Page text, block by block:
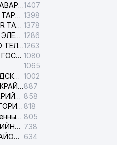
ШАЙХАНТАХУРСКАЯ АВАРИЙНАЯ СЛУЖБА ЭЛЕКТРОСЕТИ1407
САМАРКАНД ЭЛЕКТР ТАРМОКЛАРИ АО 1398
SURHONDARYO ELEKTR TARMOKLARI АО 1378
АВАРИЙНАЯ СЛУЖБА ЭЛЕКТРОСЕТИ ТАШКЕНТСКОГО РАЙОНА 1286
СПРАВОЧНОЕ БЮРО О ТЕЛЕФОНАХ ОРГАНИЗАЦИЙ г. ТАШКЕНТА1263
ТЕЛЕФОНЫ ДОВЕРИЯ ГОСУДАРСТВЕННОГО ЦЕНТРА ТЕСТИРОВАНИЯ 1080
1065
ТАШКЕНТСКИЙ ГОРОДСКОЙ СУД ПО ГРАЖДАНСКИМ ДЕЛАМ 1002
ЯККАСАРАЙСКИЙ МЕЖРАЙОННЫЙ СУД ПО ГРАЖДАНСКИМ ДЕЛАМ887
ЮНУСАБАДСКАЯ АВАРИЙНАЯ СЛУЖБА ЭЛЕКТРОСЕТИ 858
НАВОИЙСКОЕ ТЕРРИТОРИАЛЬНОЕ ПРЕДПРИЯТИЕ ЭЛЕКТРОСЕТИ АО 818
Ташкентский следственный изолятор 805
СЕРГЕЛИЙСКАЯ АВАРИЙНАЯ СЛУЖБА ЭЛЕКТРОСЕТИ 738
УЧТЕПИНСКИЙ МЕЖРАЙОННЫЙ СУД ПО ГРАЖДАНСКИМ ДЕЛАМ 634